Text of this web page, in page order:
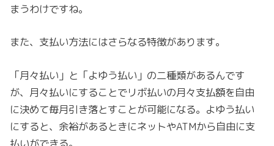
まうわけですね。
また、支払い方法にはさらなる特徴があります。
「月々払い」と「よゆう払い」の二種類があるんです
が、月々払いにすることでリボ払いの月々支払額を自由
に決めて毎月引き落とすことが可能になる。よゆう払い
にすると、余裕があるときにネットやATMから自由に支
払いができる。